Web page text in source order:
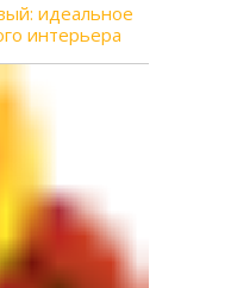
идеальное
интерьера